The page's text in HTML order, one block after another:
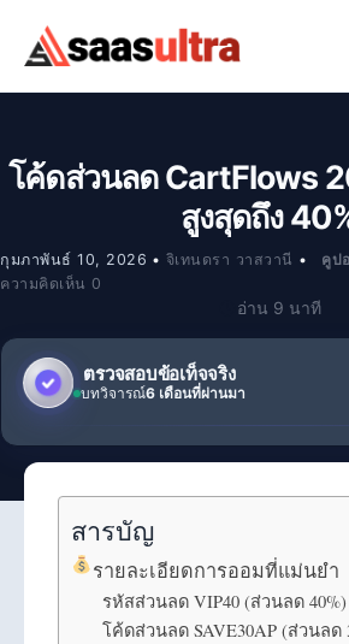
ข้ามไปที่เนื้อหา
โค้ดส่วนลด CartFlows
สูงสุดถึง
กุมภาพันธ์ 10, 2026 • จิเทนดรา วาสวานี • คูป
ความคิดเห็น 0
อ่าน 9 นาที
ตรวจสอบข้อเท็จจริง
บทวิจารณ์6 เดือนที่ผ่านมา
สารบัญ
รายละเอียดการออมที่แม่นยำ
รหัสส่วนลด VIP40 (ส่วนลด 40%)
โค้ดส่วนลด SAVE30AP (ส่วนลด